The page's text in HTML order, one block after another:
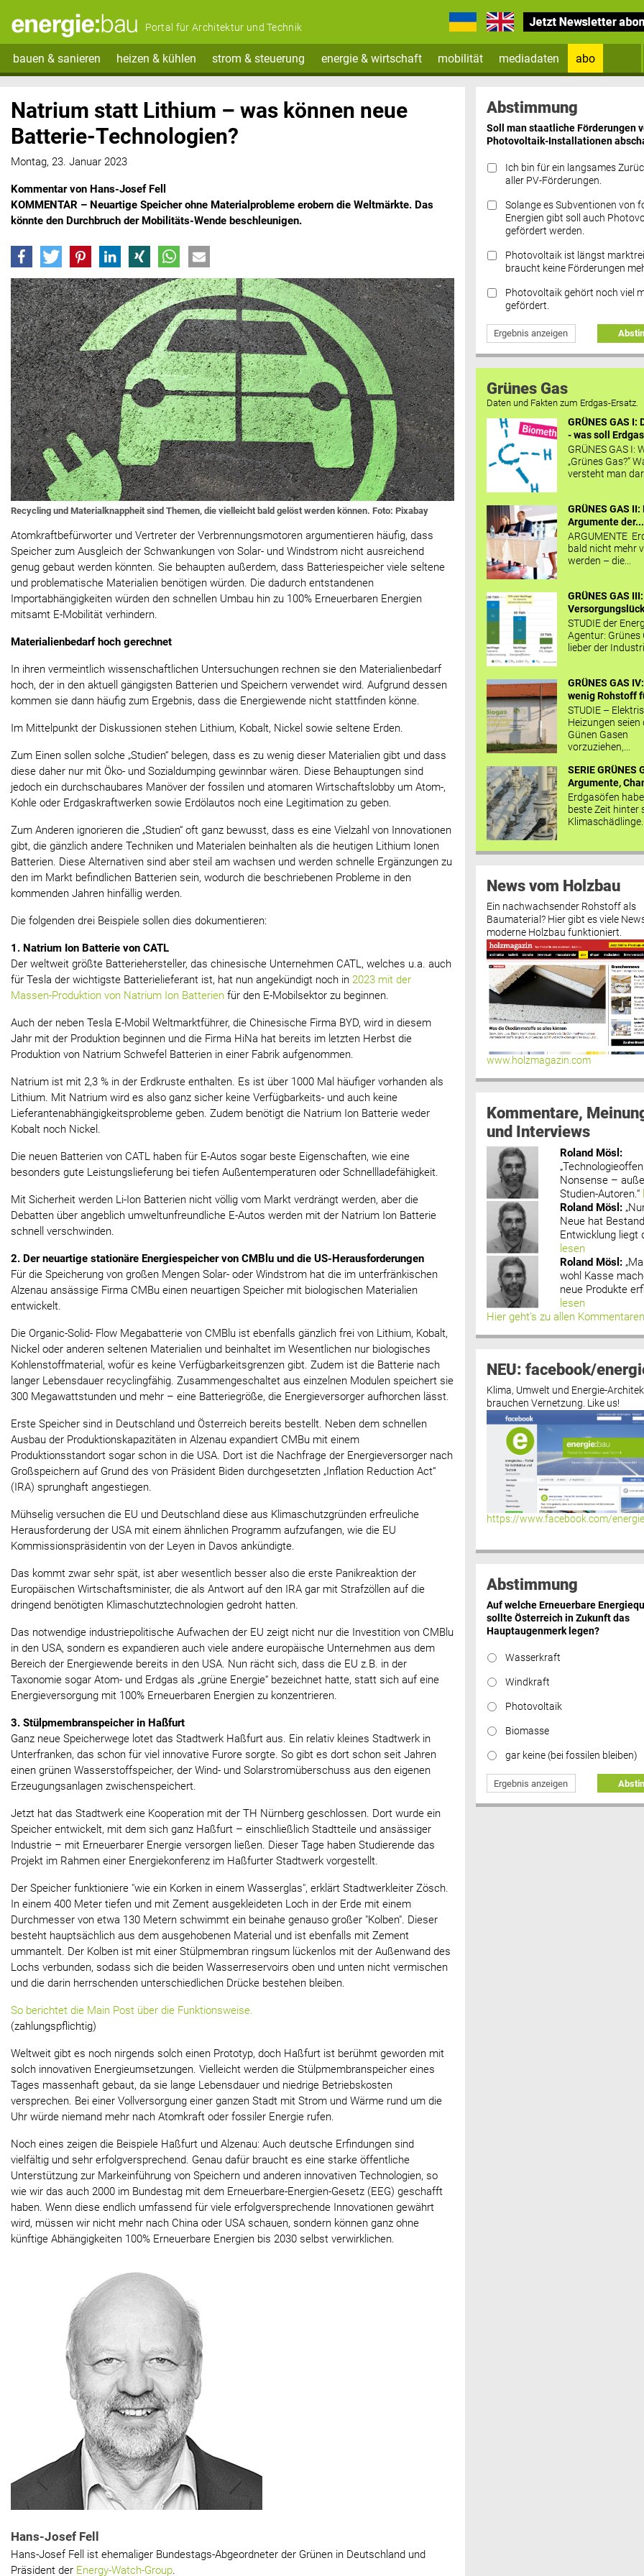
Portal für Architektur und Technik
bauen & sanieren heizen & kühlen strom & steuerung energie & wirtschaft mobilität mediadaten
abo
Datenschutz FAQs
Natrium statt Lithium – was können neue
Batterie-Technologien?
Montag, 23. Januar 2023
Kommentar von Hans-Josef Fell
KOMMENTAR – Neuartige Speicher ohne Materialprobleme erobern die Weltmärkte. Das
könnte den Durchbruch der Mobilitäts-Wende beschleunigen.
Recycling und Materialknappheit sind Themen, die vielleicht bald gelöst werden können. Foto: Pixabay
Atomkraftbefürworter und Vertreter der Verbrennungsmotoren argumentieren häufig, dass
Speicher zum Ausgleich der Schwankungen von Solar- und Windstrom nicht ausreichend
genug gebaut werden könnten. Sie behaupten außerdem, dass Batteriespeicher viele seltene
und problematische Materialien benötigen würden. Die dadurch entstandenen
Importabhängigkeiten würden den schnellen Umbau hin zu 100% Erneuerbaren Energien
mitsamt E-Mobilität verhindern.
Materialienbedarf hoch gerechnet
In ihren vermeintlich wissenschaftlichen Untersuchungen rechnen sie den Materialienbedarf
hoch, der in den aktuell gängigsten Batterien und Speichern verwendet wird. Aufgrund dessen
kommen sie dann häufig zum Ergebnis, dass die Energiewende nicht stattfinden könne.
Im Mittelpunkt der Diskussionen stehen Lithium, Kobalt, Nickel sowie seltene Erden.
Zum Einen sollen solche „Studien“ belegen, dass es zu wenig dieser Materialien gibt und dass
diese daher nur mit Öko- und Sozialdumping gewinnbar wären. Diese Behauptungen sind
jedoch ein durchschaubares Manöver der fossilen und atomaren Wirtschaftslobby um Atom-,
Kohle oder Erdgaskraftwerken sowie Erdölautos noch eine Legitimation zu geben.
Zum Anderen ignorieren die „Studien“ oft ganz bewusst, dass es eine Vielzahl von Innovationen
gibt, die gänzlich andere Techniken und Materialen beinhalten als die heutigen Lithium Ionen
Batterien. Diese Alternativen sind aber steil am wachsen und werden schnelle Ergänzungen zu
den im Markt befindlichen Batterien sein, wodurch die beschriebenen Probleme in den
kommenden Jahren hinfällig werden.
Die folgenden drei Beispiele sollen dies dokumentieren:
1. Natrium Ion Batterie von CATL
Der weltweit größte Batteriehersteller, das chinesische Unternehmen CATL, welches u.a. auch
für Tesla der wichtigste Batterielieferant ist, hat nun angekündigt noch in 2023 mit der
Massen-Produktion von Natrium Ion Batterien für den E-Mobilsektor zu beginnen.
Auch der neben Tesla E-Mobil Weltmarktführer, die Chinesische Firma BYD, wird in diesem
Jahr mit der Produktion beginnen und die Firma HiNa hat bereits im letzten Herbst die
Produktion von Natrium Schwefel Batterien in einer Fabrik aufgenommen.
Natrium ist mit 2,3 % in der Erdkruste enthalten. Es ist über 1000 Mal häufiger vorhanden als
Lithium. Mit Natrium wird es also ganz sicher keine Verfügbarkeits- und auch keine
Lieferantenabhängigkeitsprobleme geben. Zudem benötigt die Natrium Ion Batterie weder
Kobalt noch Nickel.
Die neuen Batterien von CATL haben für E-Autos sogar beste Eigenschaften, wie eine
besonders gute Leistungslieferung bei tiefen Außentemperaturen oder Schnellladefähigkeit.
Mit Sicherheit werden Li-Ion Batterien nicht völlig vom Markt verdrängt werden, aber die
Debatten über angeblich umweltunfreundliche E-Autos werden mit der Natrium Ion Batterie
schnell verschwinden.
2. Der neuartige stationäre Energiespeicher von CMBlu und die US-Herausforderungen
Für die Speicherung von großen Mengen Solar- oder Windstrom hat die im unterfränkischen
Alzenau ansässige Firma CMBu einen neuartigen Speicher mit biologischen Materialien
entwickelt.
Die Organic-Solid- Flow Megabatterie von CMBlu ist ebenfalls gänzlich frei von Lithium, Kobalt,
Nickel oder anderen seltenen Materialien und beinhaltet im Wesentlichen nur biologisches
Kohlenstoffmaterial, wofür es keine Verfügbarkeitsgrenzen gibt. Zudem ist die Batterie nach
langer Lebensdauer recyclingfähig. Zusammengeschaltet aus einzelnen Modulen speichert sie
300 Megawattstunden und mehr – eine Batteriegröße, die Energieversorger aufhorchen lässt.
Erste Speicher sind in Deutschland und Österreich bereits bestellt. Neben dem schnellen
Ausbau der Produktionskapazitäten in Alzenau expandiert CMBu mit einem
Produktionsstandort sogar schon in die USA. Dort ist die Nachfrage der Energieversorger nach
Großspeichern auf Grund des von Präsident Biden durchgesetzten „Inflation Reduction Act“
(IRA) sprunghaft angestiegen.
Mühselig versuchen die EU und Deutschland diese aus Klimaschutzgründen erfreuliche
Herausforderung der USA mit einem ähnlichen Programm aufzufangen, wie die EU
Kommissionspräsidentin von der Leyen in Davos ankündigte.
Das kommt zwar sehr spät, ist aber wesentlich besser also die erste Panikreaktion der
Europäischen Wirtschaftsminister, die als Antwort auf den IRA gar mit Strafzöllen auf die
dringend benötigten Klimaschutztechnologien gedroht hatten.
Das notwendige industriepolitische Aufwachen der EU zeigt nicht nur die Investition von CMBlu
in den USA, sondern es expandieren auch viele andere europäische Unternehmen aus dem
Bereich der Energiewende bereits in den USA. Nun rächt sich, dass die EU z.B. in der
Taxonomie sogar Atom- und Erdgas als „grüne Energie“ bezeichnet hatte, statt sich auf eine
Energieversorgung mit 100% Erneuerbaren Energien zu konzentrieren.
3. Stülpmembranspeicher in Haßfurt
Ganz neue Speicherwege lotet das Stadtwerk Haßfurt aus. Ein relativ kleines Stadtwerk in
Unterfranken, das schon für viel innovative Furore sorgte. So gibt es dort schon seit Jahren
einen grünen Wasserstoffspeicher, der Wind- und Solarstromüberschuss aus den eigenen
Erzeugungsanlagen zwischenspeichert.
Jetzt hat das Stadtwerk eine Kooperation mit der TH Nürnberg geschlossen. Dort wurde ein
Speicher entwickelt, mit dem sich ganz Haßfurt – einschließlich Stadtteile und ansässiger
Industrie – mit Erneuerbarer Energie versorgen ließen. Dieser Tage haben Studierende das
Projekt im Rahmen einer Energiekonferenz im Haßfurter Stadtwerk vorgestellt.
Der Speicher funktioniere "wie ein Korken in einem Wasserglas", erklärt Stadtwerkleiter Zösch.
In einem 400 Meter tiefen und mit Zement ausgekleideten Loch in der Erde mit einem
Durchmesser von etwa 130 Metern schwimmt ein beinahe genauso großer "Kolben". Dieser
besteht hauptsächlich aus dem ausgehobenen Material und ist ebenfalls mit Zement
ummantelt. Der Kolben ist mit einer Stülpmembran ringsum lückenlos mit der Außenwand des
Lochs verbunden, sodass sich die beiden Wasserreservoirs oben und unten nicht vermischen
und die darin herrschenden unterschiedlichen Drücke bestehen bleiben.
So berichtet die Main Post über die Funktionsweise.
(zahlungspflichtig)
Weltweit gibt es noch nirgends solch einen Prototyp, doch Haßfurt ist berühmt geworden mit
solch innovativen Energieumsetzungen. Vielleicht werden die Stülpmembranspeicher eines
Tages massenhaft gebaut, da sie lange Lebensdauer und niedrige Betriebskosten
versprechen. Bei einer Vollversorgung einer ganzen Stadt mit Strom und Wärme rund um die
Uhr würde niemand mehr nach Atomkraft oder fossiler Energie rufen.
Noch eines zeigen die Beispiele Haßfurt und Alzenau: Auch deutsche Erfindungen sind
vielfältig und sehr erfolgversprechend. Genau dafür braucht es eine starke öffentliche
Unterstützung zur Markeinführung von Speichern und anderen innovativen Technologien, so
wie wir das auch 2000 im Bundestag mit dem Erneuerbare-Energien-Gesetz (EEG) geschafft
haben. Wenn diese endlich umfassend für viele erfolgversprechende Innovationen gewährt
wird, müssen wir nicht mehr nach China oder USA schauen, sondern können ganz ohne
künftige Abhängigkeiten 100% Erneuerbare Energien bis 2030 selbst verwirklichen.
Hans-Josef Fell
Hans-Josef Fell ist ehemaliger Bundestags-Abgeordneter der Grünen in Deutschland und
Präsident der Energy-Watch-Group.
Abstimmung
Soll man staatliche Förderungen
Photovoltaik-Installationen
Ich bin für ein langsames
aller PV-Förderungen.
Solange es Subventionen von
Energien gibt soll auch
gefördert werden.
Photovoltaik ist längst
braucht keine Förderungen
Photovoltaik gehört noch viel
gefördert.
Ergebnis anzeigen
Grünes Gas
Daten und Fakten zum Erdgas-Ersatz.
GRÜNES GAS
- was soll
GRÜNES GAS I:
„Grünes Gas?“
versteht man
GRÜNES GAS II:
Argumente der...
ARGUMENTE
bald nicht mehr
werden – die...
GRÜNES GAS
STUDIE der
Agentur: Grünes
lieber der
GRÜNES GAS
wenig Rohstoff
STUDIE –
Heizungen seien
Günen Gasen
vorzuziehen,...
SERIE GRÜNES
Argumente,
Erdgasöfen
beste Zeit hinter
Klimaschädlinge...
News vom Holzbau
Ein nachwachsender Rohstoff als
Baumaterial? Hier gibt es viele
moderne Holzbau funktioniert.
www.holzmagazin.com
Kommentare,
und Interviews
Roland Mösl :
Nonsense –
Studien-Autoren.“
Roland Mösl :
Neue hat
Entwicklung liegt
lesen
Roland Mösl :
wohl Kasse
neue Produkte
lesen
Hier geht’s zu allen Kommentaren
NEU: facebook/
Klima, Umwelt und Energie-
brauchen Vernetzung. Like us!
https://www.facebook.com/
Abstimmung
Auf welche Erneuerbare
sollte Österreich in Zukunft das
Hauptaugenmerk legen?
Wasserkraft
Windkraft
Photovoltaik
Biomasse
gar keine (bei fossilen bleiben)
Ergebnis anzeigen